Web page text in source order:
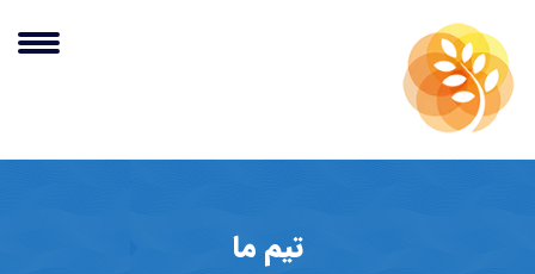
تیم ما